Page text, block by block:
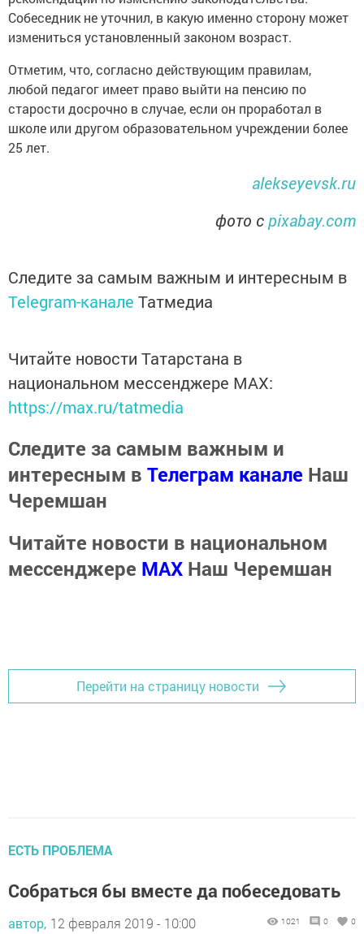
Собеседник не уточнил, в какую именно сторону может
измениться установленный законом возраст.
Отметим, что, согласно действующим правилам,
любой педагог имеет право выйти на пенсию по
старости досрочно в случае, если он проработал в
школе или другом образовательном учреждении более
25 лет.
alekseyevsk.ru
фото сpixabay.com
Следите за самым важным и интересным в
Telegram-канале Татмедиа
Читайте новости Татарстана в
национальном мессенджере MАХ:
https://max.ru/tatmedia
Следите за самым важным и
интересным в Телеграм канале Наш
Черемшан
Читайте новости в национальном
мессенджере MАХ Наш Черемшан
Перейти на страницу новости
ЕСТЬ ПРОБЛЕМА
Собраться бы вместе да побеседовать
автор, 12 февраля 2019 - 10:00 1021 0 0